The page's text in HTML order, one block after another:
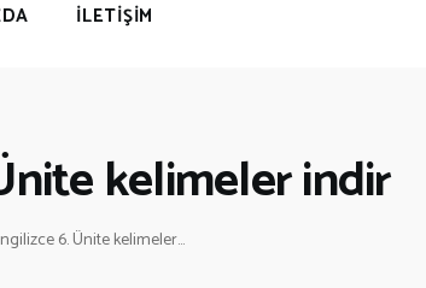
İLETIŞIM
kelimeler indir
6. Ünite kelimeler...